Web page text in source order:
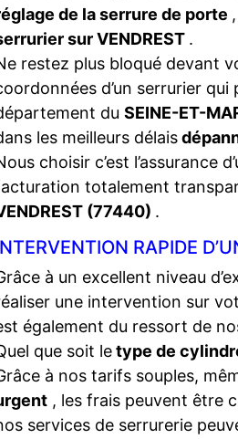
de la serrure de porte
sur VENDREST .
restez plus bloqué devant
d’un serrurier
du SEINE-ET-
les meilleurs délais
choisir c’est l’assurance
totalement
(77440) .
RAPIDE
à un excellent niveau
une intervention sur
également du ressort de
que soit letype de
à nos tarifs souples,
, les frais peuvent être
services de serrurerie